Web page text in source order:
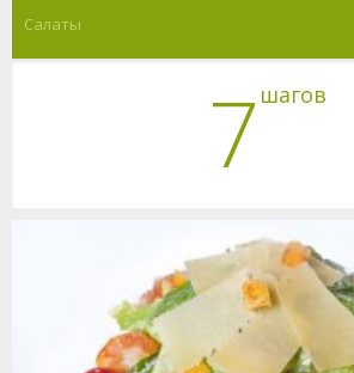
Салаты
7 шагов